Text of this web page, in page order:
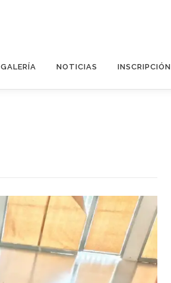
GALERÍA NOTICIAS INSCRIPCIÓN